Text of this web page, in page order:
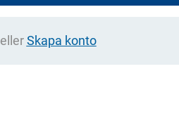
ellerSkapa konto